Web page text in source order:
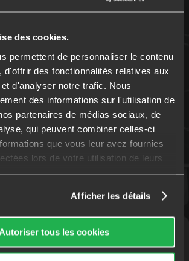
des cookies.
permettent de personnaliser le contenu
d'offrir des fonctionnalités relatives aux
d'analyser notre trafic. Nous
des informations sur l'utilisation de
partenaires de médias sociaux, de
qui peuvent combiner celles-ci
que vous leur avez fournies
lors de votre utilisation de leurs
Afficher les détails
tous les cookies
PRÊT
AVICAP
consentement *